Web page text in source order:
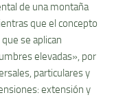
de una montaña
que el concepto
se aplican
elevadas», por
particulares y
extensión y